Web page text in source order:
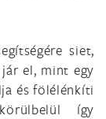
siet,
el, mint egy
és fölélénkíti
így